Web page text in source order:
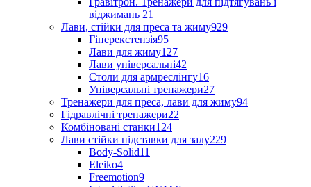
віджимань 21
Лави, стійки для преса та жиму929
Гіперекстензія95
Лави для жиму127
Лави універсальні42
Столи для армреслінгу16
Універсальні тренажери27
Тренажери для преса, лави для жиму94
Гідравлічні тренажери22
Комбіновані станки124
Лави стійки підставки для залу229
Body-Solid11
Eleiko4
Freemotion9